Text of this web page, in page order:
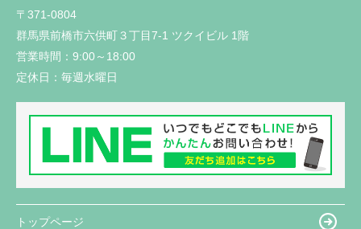
〒371-0804
群馬県前橋市六供町３丁目7-1 ツクイビル 1階
営業時間： 9:00～18:00
定休日： 毎週水曜日
トップページ